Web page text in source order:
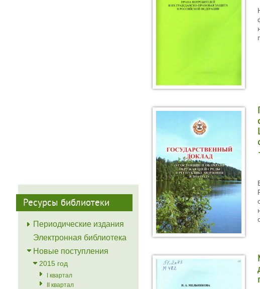
Ресурсы библиотеки
Периодические издания
Электронная библиотека
Новые поступления
2015 год
I квартал
II квартал